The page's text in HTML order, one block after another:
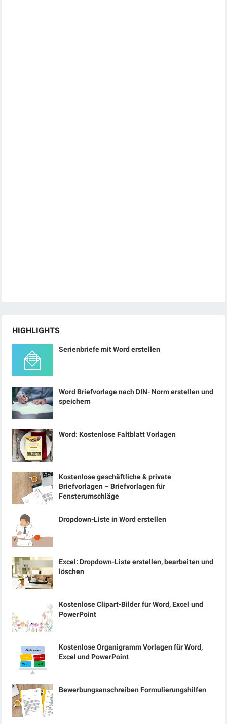
HIGHLIGHTS
Serienbriefe mit Word erstellen
Word Briefvorlage nach DIN- Norm erstellen und
speichern
Word: Kostenlose Faltblatt Vorlagen
Kostenlose geschäftliche & private
Briefvorlagen – Briefvorlagen für
Fensterumschläge
Dropdown-Liste in Word erstellen
Excel: Dropdown-Liste erstellen, bearbeiten und
löschen
Kostenlose Clipart-Bilder für Word, Excel und
PowerPoint
Kostenlose Organigramm Vorlagen für Word,
Excel und PowerPoint
Bewerbungsanschreiben Formulierungshilfen